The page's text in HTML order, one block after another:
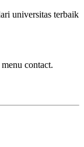
universitas terbaik
contact.